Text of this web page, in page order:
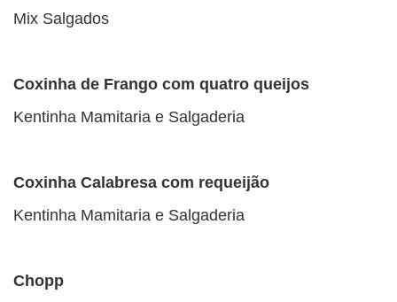
Mix Salgados
Coxinha de Frango com quatro queijos
Kentinha Mamitaria e Salgaderia
Coxinha Calabresa com requeijão
Kentinha Mamitaria e Salgaderia
Chopp